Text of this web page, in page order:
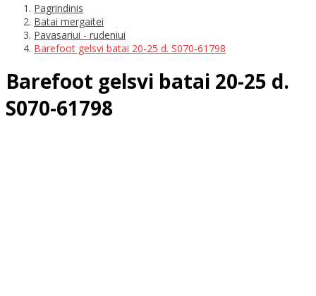
Pagrindinis
Batai mergaitei
Pavasariui - rudeniui
Barefoot gelsvi batai 20-25 d. S070-61798
Barefoot gelsvi batai 20-25 d.
S070-61798